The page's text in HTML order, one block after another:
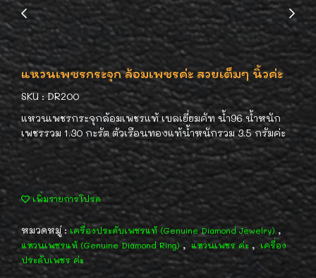
แหวนเพชรกระจุก ล้อมเพชรค่ะ สวยเต็มๆ นิ้วค่ะ
SKU : DR200
แหวนเพชรกระจุกล้อมเพชรแท้ เบลเยี่ยมคัท น้ำ96 น้ำหนัก
เพชรรวม 1.30 กะรัต ตัวเรือนทองแท้น้ำหนักรวม 3.5 กรัมค่ะ
เพิ่มรายการโปรด
หมวดหมู่ : เครื่องประดับเพชรแท้ (Genuine Diamond Jewelry) ,
แหวนเพชรแท้ (Genuine Diamond Ring) , แหวนเพชร ค่ะ , เครื่อง
ประดับเพชร ค่ะ